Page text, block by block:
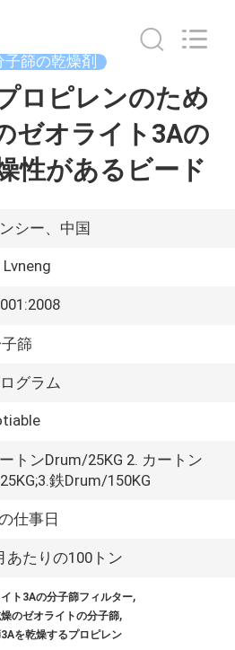
子篩の乾燥剤
ロピレンのため
ゼオライト3Aの
性があるビード
シー、中国
Lvneng
篩
グラム
トンDrum/25KG 2. カートン
鉄Drum/150KG
仕事日
あたりの100トン
ト3Aの分子篩フィルター,
のゼオライトの分子篩,
を乾燥するプロピレン